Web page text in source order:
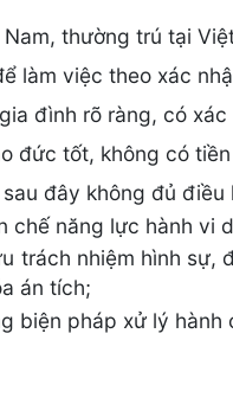
thường trú tại
làm việc theo xác
đình rõ ràng, có
đức tốt, không có
đây không đủ
chế năng lực hành vi
trách nhiệm hình sự,
án tích;
biện pháp xử lý